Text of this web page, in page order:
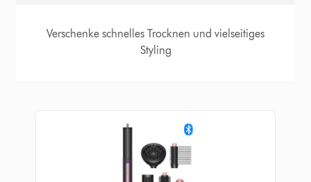
Verschenke schnelles Trocknen und vielseitiges
Styling